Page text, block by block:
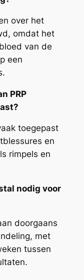
over het
omdat het
van de
een
PRP
toegepast
en
rimpels en
nodig voor
doorgaans
met
tussen